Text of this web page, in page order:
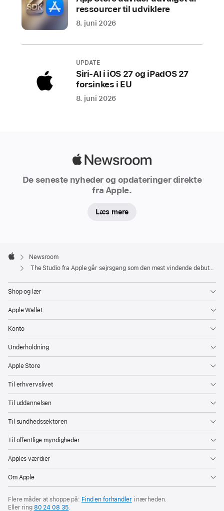
af
hitserier
The Studio,
Severance
og
Slow Horses
mest
som
Bedste
mandlige
birolle
dramaserie
Lower
som
kvindelige
hovedrolle
Slow
prisen
for
ressourcer til udviklere
8. juni 2026
UPDATE
Siri-AI i iOS 27 og iPadOS 27
forsinkes i EU
8. juni 2026
De seneste nyheder og opdateringer direkte
fra Apple.
Læs mere
Footer

Apple
Newsroom
The Studio fra Apple går sejrsgang som den mest vindende debutkomedieserie i Emmy-historien
Shop og lær
Apple Wallet
Konto
Underholdning
Apple Store
Til erhvervslivet
Til uddannelsen
Til sundhedssektoren
Til offentlige myndigheder
Apples værdier
Om Apple
Flere måder at shoppe på: Find en forhandleri nærheden.
Eller ring 80 24 08 35.